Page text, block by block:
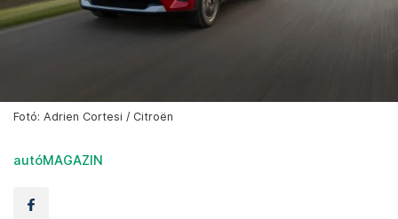
Fotó: Adrien Cortesi / Citroën
autóMAGAZIN